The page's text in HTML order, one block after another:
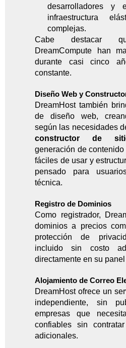
desarrolladores y
infraestructura
complejas.
Cabe destacar
DreamCompute han
durante casi cinco
constante.
Diseño Web y
DreamHost también
de diseño web,
según las necesidades
constructor de
generación de
fáciles de usar y
pensado para
técnica.
Registro de Dominios
Como registrador,
dominios a precios
protección de
incluido sin costo
directamente en su
Alojamiento de Correo
DreamHost ofrece un
independiente, sin
empresas que
confiables sin
adicionales.